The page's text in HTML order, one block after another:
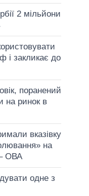
2 мільйони
і закликає до
поранений
на ринок в
вказівку
на
ОВА
одне з